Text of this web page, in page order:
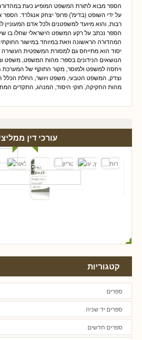
הספר מבוא לתורת המשפט המופיע כעת במהדורה
על ידי השופט (בדימ') פרופ' יצחק אנגלרד. הספר
רבות, והוא מיועד למשפטנים ולכל אדם המעוניין
הספר נכתב על רקע המשפט הישראלי שחלו בו
המהדורה הראשונה וזאת במיוחד במישור
יסוד הוא מתייחס גם למסורת המשפטית העשירה
הנושאים הנידונים בספר: מהות המשפט, משפט
ויחסה למשפט ולמוסר, מקור התוקף של המערכת
וצדק, המשפט הטבעי, משפט ויושר, החלת הכלל
מהות החקיקה, חוקי היסוד, המנהג, התקדים
עורכי דין
קטגוריות
ספרים
ספרים יד שניה
ספרים חדשים